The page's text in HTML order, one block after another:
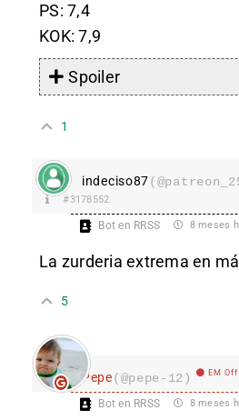
PS: 7,4
KOK: 7,9
Spoiler
1
indeciso87
#3178552
Bot en RRSS 8 meses
La zurderia extrema en
5
Pepe(@pepe-12) EM Off
Bot en RRSS 8 meses